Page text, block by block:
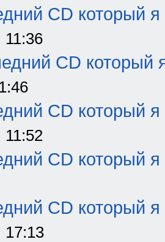
CD который я
11:36
CD который
CD который я
11:52
CD который я
CD который я
17:13